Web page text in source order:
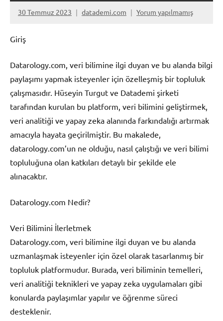
30 Temmuz 2023 datademi.com Yorum yapılmamış
Giriş
Datarology.com, veri bilimine ilgi duyan ve bu alanda bilgi
paylaşımı yapmak isteyenler için özelleşmiş bir topluluk
çalışmasıdır. Hüseyin Turgut ve Datademi şirketi
tarafından kurulan bu platform, veri bilimini geliştirmek,
veri analitiği ve yapay zeka alanında farkındalığı artırmak
amacıyla hayata geçirilmiştir. Bu makalede,
datarology.com’un ne olduğu, nasıl çalıştığı ve veri bilimi
topluluğuna olan katkıları detaylı bir şekilde ele
alınacaktır.
Datarology.com Nedir?
Veri Bilimini İlerletmek
Datarology.com, veri bilimine ilgi duyan ve bu alanda
uzmanlaşmak isteyenler için özel olarak tasarlanmış bir
topluluk platformudur. Burada, veri biliminin temelleri,
veri analitiği teknikleri ve yapay zeka uygulamaları gibi
konularda paylaşımlar yapılır ve öğrenme süreci
desteklenir.